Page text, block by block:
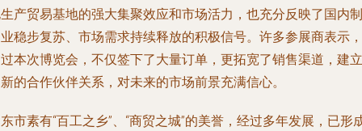
产贸易基地的强大集聚效应和市场活力，也充分反映了国内制
稳步复苏、市场需求持续释放的积极信号。许多参展商表示，
本次博览会，不仅签下了大量订单，更拓宽了销售渠道，建立
的合作伙伴关系，对未来的市场前景充满信心。
市素有“百工之乡”、“商贸之城”的美誉，经过多年发展，已形